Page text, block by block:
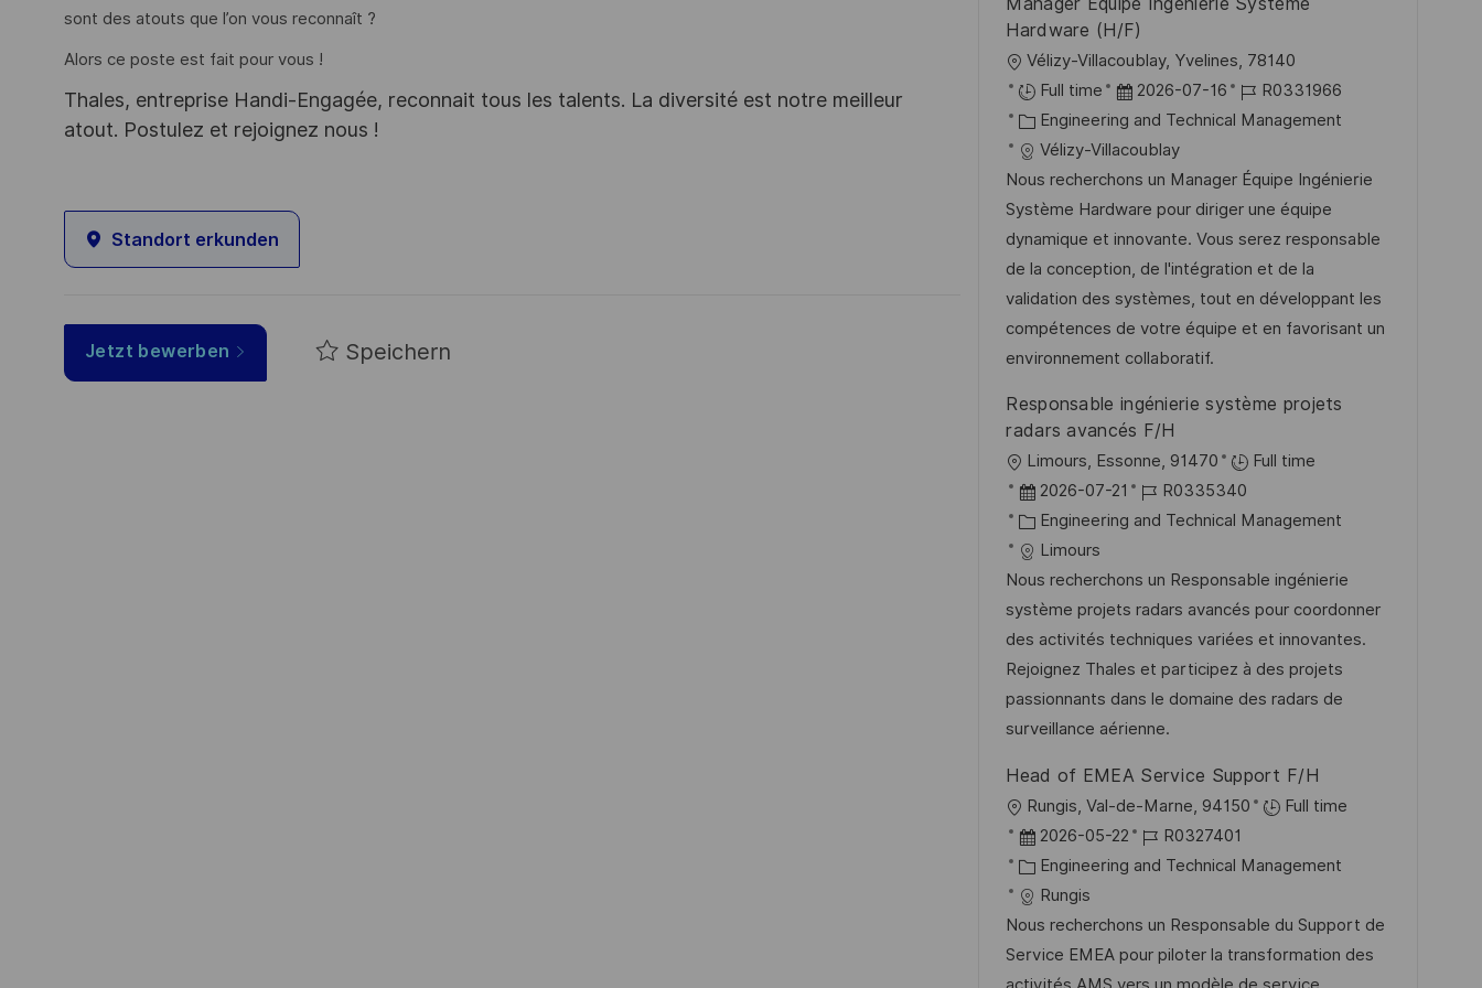
sont des atouts que l’on vous reconnaît ?
Alors ce poste est fait pour vous !
Thales, entreprise Handi-Engagée, reconnait tous les talents. La diversité est notre meilleur
atout. Postulez et rejoignez nous !
Standort erkunden
Jetzt bewerben Speichern
ö
e
n
t
i
c
Hardware (H/F)
O
r
t
Vélizy-Villacoublay, Yvelines, 78140
Full time
D
a
t
u
m
d
e
r
V
e
ö
n
g
2026-07-16
J
o
-
I
D
R0331966
K
a
t
e
g
o
r
i
e
Engineering and Technical Management
Vélizy-Villacoublay
Nous recherchons un Manager Équipe Ingénierie
Système Hardware pour diriger une équipe
dynamique et innovante. Vous serez responsable
de la conception, de l'intégration et de la
validation des systèmes, tout en développant les
compétences de votre équipe et en favorisant un
environnement collaboratif.
Responsable ingénierie système projets
radars avancés F/H
O
r
t
Limours, Essonne, 91470
Full time
D
a
t
u
m
d
e
r
V
r
ö
f
f
e
n
t
2026-07-21
J
o
-
I
D
R0335340
K
a
t
e
g
o
r
i
Engineering and Technical Management
Limours
Nous recherchons un Responsable ingénierie
système projets radars avancés pour coordonner
des activités techniques variées et innovantes.
Rejoignez Thales et participez à des projets
passionnants dans le domaine des radars de
surveillance aérienne.
Head of EMEA Service Support F/H
O
r
t
Rungis, Val-de-Marne, 94150
Full time
D
a
t
u
m
d
2026-05-22
J
o
-
I
D
R0327401
K
a
t
e
g
Engineering and Technical Management
Rungis
Nous recherchons un Responsable du Support de
Service EMEA pour piloter la transformation des